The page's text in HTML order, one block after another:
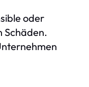
oder
Schäden.